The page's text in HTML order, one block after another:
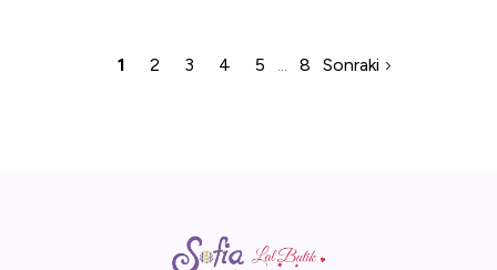
1 2 3 4 5 8 Sonraki